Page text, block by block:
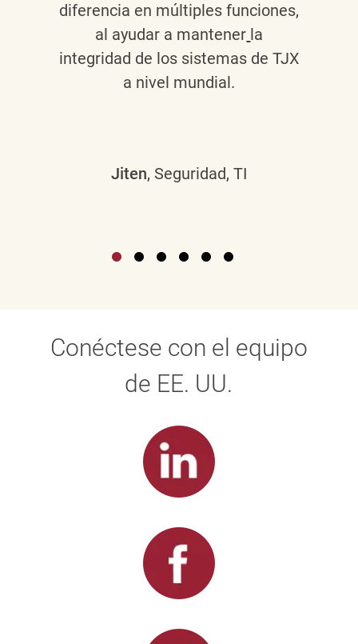
diferencia en múltiples funciones,
al ayudar a mantener la
integridad de los sistemas de TJX
a nivel mundial.
Jiten, Seguridad, TI
Conéctese con el equipo
de EE. UU.